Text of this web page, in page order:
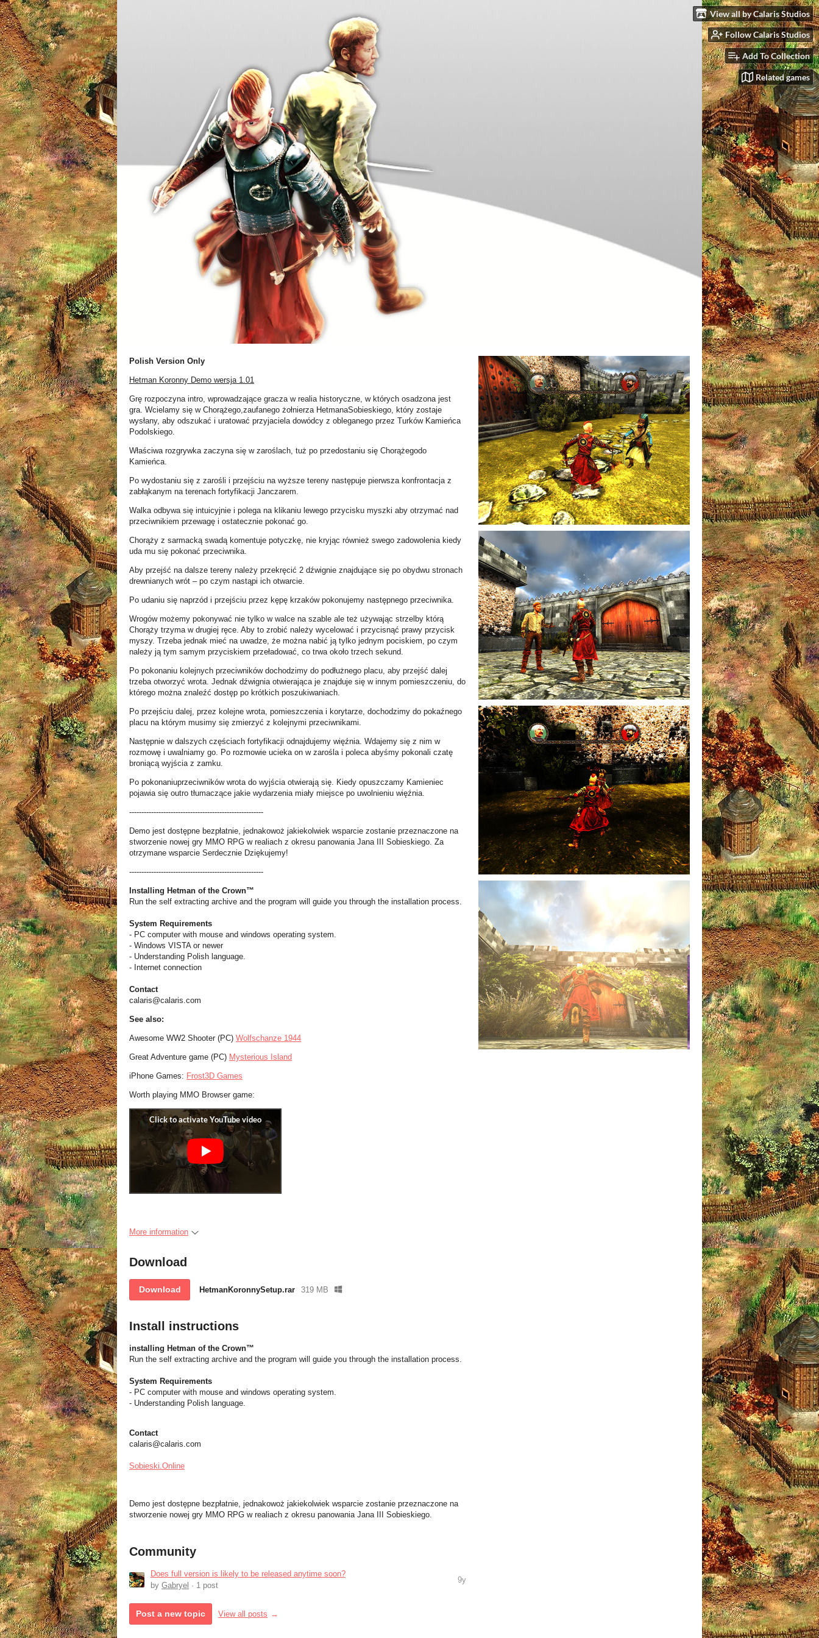
View all by Calaris Studios
Follow Calaris Studios
Add To Collection
Related games
Polish Version Only
Hetman Koronny Demo wersja 1.01
Grę rozpoczyna intro, wprowadzające gracza w realia historyczne, w których osadzona jest
gra. Wcielamy się w Chorążego,zaufanego żołnierza HetmanaSobieskiego, który zostaje
wysłany, aby odszukać i uratować przyjaciela dowódcy z obleganego przez Turków Kamieńca
Podolskiego.
Właściwa rozgrywka zaczyna się w zaroślach, tuż po przedostaniu się Chorążegodo
Kamieńca.
Po wydostaniu się z zarośli i przejściu na wyższe tereny następuje pierwsza konfrontacja z
zabłąkanym na terenach fortyfikacji Janczarem.
Walka odbywa się intuicyjnie i polega na klikaniu lewego przycisku myszki aby otrzymać nad
przeciwnikiem przewagę i ostatecznie pokonać go.
Chorąży z sarmacką swadą komentuje potyczkę, nie kryjąc również swego zadowolenia kiedy
uda mu się pokonać przeciwnika.
Aby przejść na dalsze tereny należy przekręcić 2 dźwignie znajdujące się po obydwu stronach
drewnianych wrót – po czym nastąpi ich otwarcie.
Po udaniu się naprzód i przejściu przez kępę krzaków pokonujemy następnego przeciwnika.
Wrogów możemy pokonywać nie tylko w walce na szable ale też używając strzelby którą
Chorąży trzyma w drugiej ręce. Aby to zrobić należy wycelować i przycisnąć prawy przycisk
myszy. Trzeba jednak mieć na uwadze, że można nabić ją tylko jednym pociskiem, po czym
należy ją tym samym przyciskiem przeładować, co trwa około trzech sekund.
Po pokonaniu kolejnych przeciwników dochodzimy do podłużnego placu, aby przejść dalej
trzeba otworzyć wrota. Jednak dźwignia otwierająca je znajduje się w innym pomieszczeniu, do
którego można znaleźć dostęp po krótkich poszukiwaniach.
Po przejściu dalej, przez kolejne wrota, pomieszczenia i korytarze, dochodzimy do pokaźnego
placu na którym musimy się zmierzyć z kolejnymi przeciwnikami.
Następnie w dalszych częściach fortyfikacji odnajdujemy więźnia. Wdajemy się z nim w
rozmowę i uwalniamy go. Po rozmowie ucieka on w zarośla i poleca abyśmy pokonali czatę
broniącą wyjścia z zamku.
Po pokonaniuprzeciwników wrota do wyjścia otwierają się. Kiedy opuszczamy Kamieniec
pojawia się outro tłumaczące jakie wydarzenia miały miejsce po uwolnieniu więźnia.
-------------------------------------------------------
Demo jest dostępne bezpłatnie, jednakowoż jakiekolwiek wsparcie zostanie przeznaczone na
stworzenie nowej gry MMO RPG w realiach z okresu panowania Jana III Sobieskiego. Za
otrzymane wsparcie Serdecznie Dziękujemy!
-------------------------------------------------------
Installing Hetman of the Crown™
Run the self extracting archive and the program will guide you through the installation process.
System Requirements
- PC computer with mouse and windows operating system.
- Windows VISTA or newer
- Understanding Polish language.
- Internet connection
Contact
calaris@calaris.com
See also:
Awesome WW2 Shooter (PC) Wolfschanze 1944
Great Adventure game (PC) Mysterious Island
iPhone Games: Frost3D Games
Worth playing MMO Browser game:
More information
Download
Download HetmanKoronnySetup.rar 319 MB
Install instructions
installing Hetman of the Crown™
Run the self extracting archive and the program will guide you through the installation process.
System Requirements
- PC computer with mouse and windows operating system.
- Understanding Polish language.
Contact
calaris@calaris.com
Sobieski.Online
Demo jest dostępne bezpłatnie, jednakowoż jakiekolwiek wsparcie zostanie przeznaczone na
stworzenie nowej gry MMO RPG w realiach z okresu panowania Jana III Sobieskiego.
Community
Does full version is likely to be released anytime soon?
by Gabryel · 1 post
9y
Post a new topic View all posts